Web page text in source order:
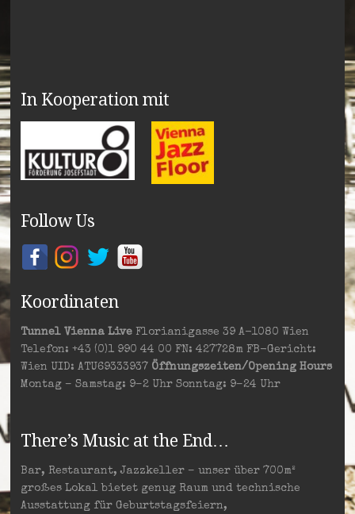
In Kooperation mit
Follow Us
Koordinaten
Tunnel Vienna LiveFlorianigasse 39 A-1080 Wien
Telefon: +43 (0)1 990 44 00 FN: 427728m FB-Gericht:
Wien UID: ATU69333937 Öffnungszeiten/Opening Hours
Montag – Samstag: 9–2 Uhr Sonntag: 9–24 Uhr
There’s Music at the End…
Bar, Restaurant, Jazzkeller – unser über 700m²
großes Lokal bietet genug Raum und technische
Ausstattung für Geburtstagsfeiern,